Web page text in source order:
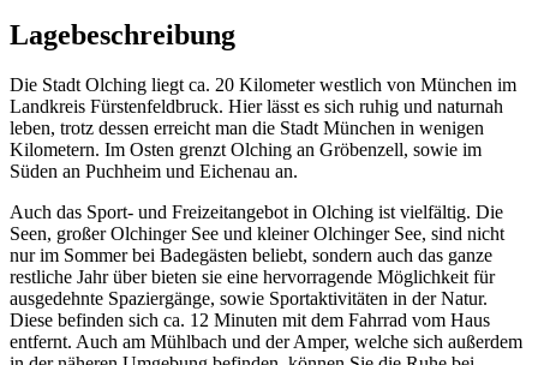
Lagebeschreibung
Die Stadt Olching liegt ca. 20 Kilometer westlich von München im
Landkreis Fürstenfeldbruck. Hier lässt es sich ruhig und naturnah
leben, trotz dessen erreicht man die Stadt München in wenigen
Kilometern. Im Osten grenzt Olching an Gröbenzell, sowie im
Süden an Puchheim und Eichenau an.
Auch das Sport- und Freizeitangebot in Olching ist vielfältig. Die
Seen, großer Olchinger See und kleiner Olchinger See, sind nicht
nur im Sommer bei Badegästen beliebt, sondern auch das ganze
restliche Jahr über bieten sie eine hervorragende Möglichkeit für
ausgedehnte Spaziergänge, sowie Sportaktivitäten in der Natur.
Diese befinden sich ca. 12 Minuten mit dem Fahrrad vom Haus
entfernt. Auch am Mühlbach und der Amper, welche sich außerdem